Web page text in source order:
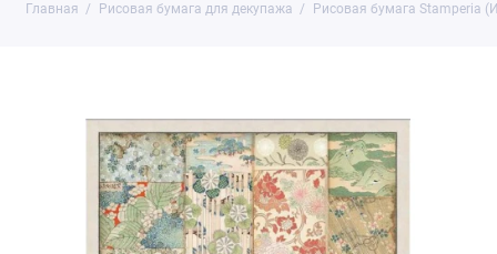
Главная Рисовая бумага для декупажа Рисовая бумага Stamperia